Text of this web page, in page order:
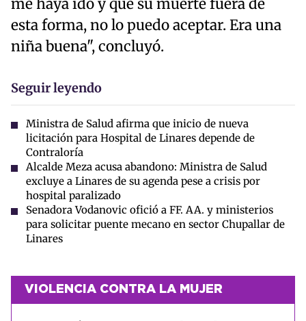
me haya ido y que su muerte fuera de
esta forma, no lo puedo aceptar. Era una
niña buena", concluyó.
Seguir leyendo
Ministra de Salud afirma que inicio de nueva
licitación para Hospital de Linares depende de
Contraloría
Alcalde Meza acusa abandono: Ministra de Salud
excluye a Linares de su agenda pese a crisis por
hospital paralizado
Senadora Vodanovic ofició a FF. AA. y ministerios
para solicitar puente mecano en sector Chupallar de
Linares
VIOLENCIA CONTRA LA MUJER